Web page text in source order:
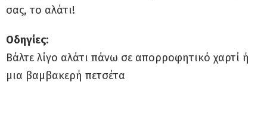
σας, το αλάτι!
Οδηγίες:
Βάλτε λίγο αλάτι πάνω σε απορροφητικό χαρτί ή
μια βαμβακερή πετσέτα